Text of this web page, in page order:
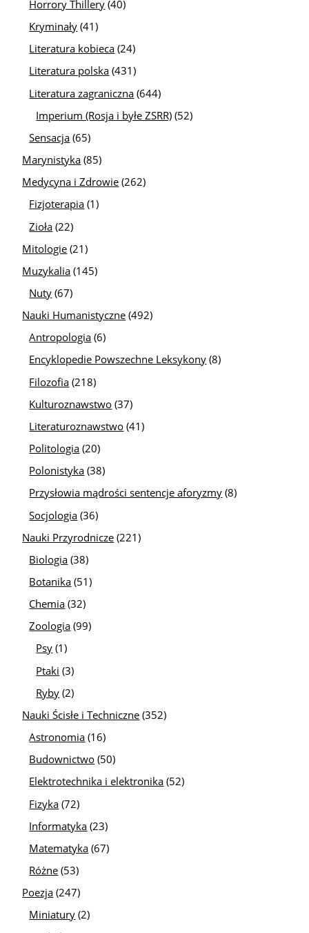
Horrory Thillery (40)
Kryminały (41)
Literatura kobieca (24)
Literatura polska (431)
Literatura zagraniczna (644)
Imperium (Rosja i byłe ZSRR) (52)
Sensacja (65)
Marynistyka (85)
Medycyna i Zdrowie (262)
Fizjoterapia (1)
Zioła (22)
Mitologie (21)
Muzykalia (145)
Nuty (67)
Nauki Humanistyczne (492)
Antropologia (6)
Encyklopedie Powszechne Leksykony (8)
Filozofia (218)
Kulturoznawstwo (37)
Literaturoznawstwo (41)
Politologia (20)
Polonistyka (38)
Przysłowia mądrości sentencje aforyzmy (8)
Socjologia (36)
Nauki Przyrodnicze (221)
Biologia (38)
Botanika (51)
Chemia (32)
Zoologia (99)
Psy (1)
Ptaki (3)
Ryby (2)
Nauki Ścisłe i Techniczne (352)
Astronomia (16)
Budownictwo (50)
Elektrotechnika i elektronika (52)
Fizyka (72)
Informatyka (23)
Matematyka (67)
Różne (53)
Poezja (247)
Miniatury (2)